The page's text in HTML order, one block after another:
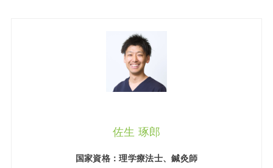
佐生 琢郎
国家資格：理学療法士、鍼灸師